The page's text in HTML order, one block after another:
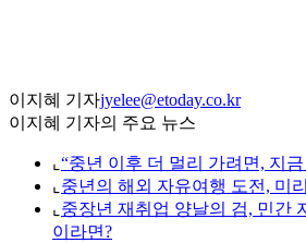
이지혜 기자jyelee@etoday.co.kr
이지혜 기자의 주요 뉴스
⌞ “중년 이후 더 멀리 가려면, 지
⌞ 중년의 해외 자유여행 도전, 미
⌞ 중장년 재취업 양날의 검, 민간
이라면?